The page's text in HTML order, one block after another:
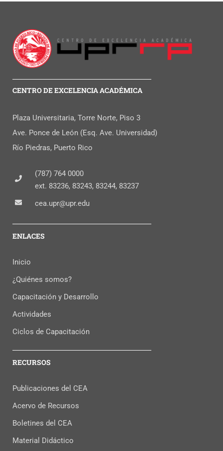
CENTRO DE EXCELENCIA ACADÉMICA
Plaza Universitaria, Torre Norte, Piso 3
Ave. Ponce de León (Esq. Ave. Universidad)
Río Piedras, Puerto Rico
(787) 764 0000
ext. 83236, 83243, 83244, 83237
cea.upr@upr.edu
ENLACES
Inicio
¿Quiénes somos?
Capacitación y Desarrollo
Actividades
Ciclos de Capacitación
RECURSOS
Publicaciones del CEA
Acervo de Recursos
Boletines del CEA
Material Didáctico